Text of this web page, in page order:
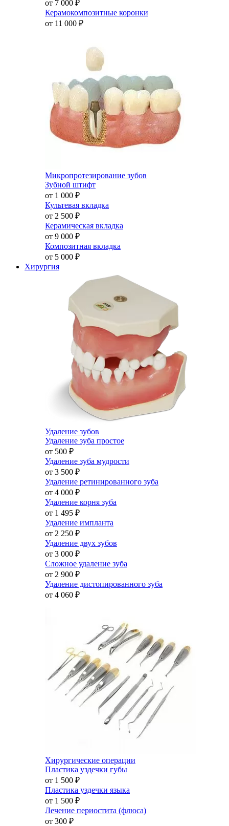
от 7 000 ₽
Керамокомпозитные коронки
от 11 000 ₽
Микропротезирование зубов
Зубной штифт
от 1 000 ₽
Культевая вкладка
от 2 500 ₽
Керамическая вкладка
от 9 000 ₽
Композитная вкладка
от 5 000 ₽
Хирургия
Удаление зубов
Удаление зуба простое
от 500 ₽
Удаление зуба мудрости
от 3 500 ₽
Удаление ретинированного зуба
от 4 000 ₽
Удаление корня зуба
от 1 495 ₽
Удаление импланта
от 2 250 ₽
Удаление двух зубов
от 3 000 ₽
Сложное удаление зуба
от 2 900 ₽
Удаление дистопированного зуба
от 4 060 ₽
Хирургические операции
Пластика уздечки губы
от 1 500 ₽
Пластика уздечки языка
от 1 500 ₽
Лечение периостита (флюса)
от 300 ₽